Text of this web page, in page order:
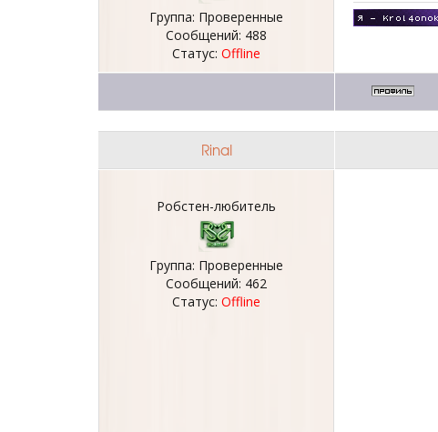
Группа: Проверенные
Сообщений: 488
Статус: Offline
RinaI
Робстен-любитель
Группа: Проверенные
Сообщений: 462
Статус: Offline